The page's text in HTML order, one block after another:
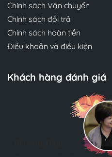
Chính sách Vận chuyển
Chính sách đổi trả
Chính sách hoàn tiền
Điều khoản và điều kiện
Khách hàng đánh giá